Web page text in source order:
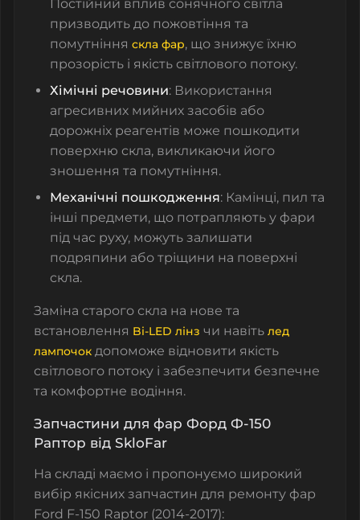
Постійний вплив сонячного світла
призводить до пожовтіння та
помутніння скла фар, що знижує їхню
прозорість і якість світлового потоку.
Хімічні речовини: Використання
агресивних мийних засобів або
дорожніх реагентів може пошкодити
поверхню скла, викликаючи його
зношення та помутніння.
Механічні пошкодження: Камінці, пил та
інші предмети, що потрапляють у фари
під час руху, можуть залишати
подряпини або тріщини на поверхні
скла.
Заміна старого скла на нове та
встановлення Bi-LED лінз чи навіть лед
лампочок допоможе відновити якість
світлового потоку і забезпечити безпечне
та комфортне водіння.
Запчастини для фар Форд Ф-150
Раптор від SkloFar
На складі маємо і пропонуємо широкий
вибір якісних запчастин для ремонту фар
Ford F-150 Raptor (2014-2017):